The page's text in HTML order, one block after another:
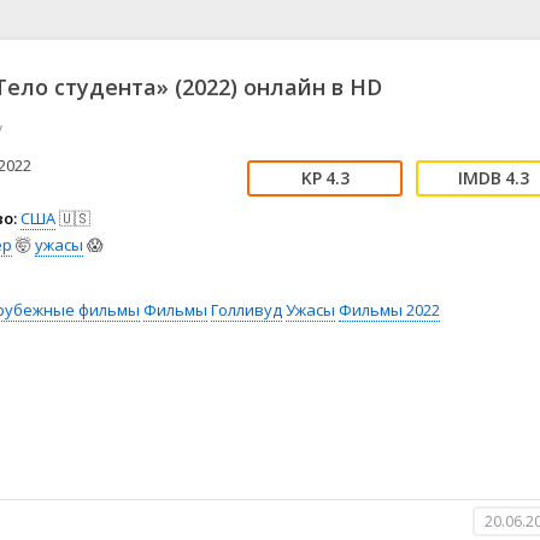
👨‍💼 Новости
тв
😱 Ужасы
🤠 Фильм-нуар
🧝‍♂️ Фэнтези
студента» (2022) онлайн в HD
США🇺🇸
🤯ужасы 😱
4.3 4.3
фильмы Фильмы ГолливудУжасы Фильмы 2022